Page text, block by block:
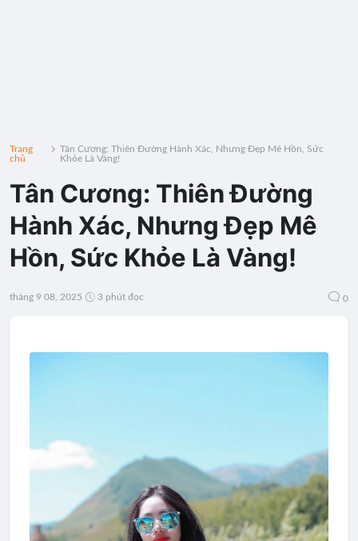
Trang
chủ
Tân Cương: Thiên Đường Hành Xác, Nhưng Đẹp Mê Hồn, Sức
Khỏe Là Vàng!
Tân Cương: Thiên Đường
Hành Xác, Nhưng Đẹp Mê
Hồn, Sức Khỏe Là Vàng!
tháng 9 08, 2025 3 phút đọc 0